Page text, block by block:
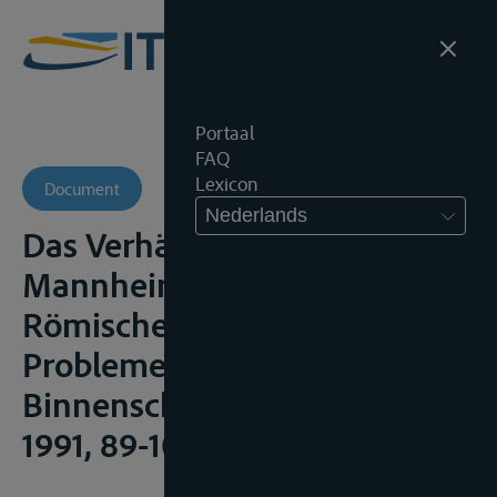
Portaal
FAQ
Lexicon
Nederlands
Document
Das Verhältnis der
Mannheimer Akte zu den
Römischen Verträgen,
Probleme des
Binnenschiffahrtsrechts, VI,
1991, 89-104;